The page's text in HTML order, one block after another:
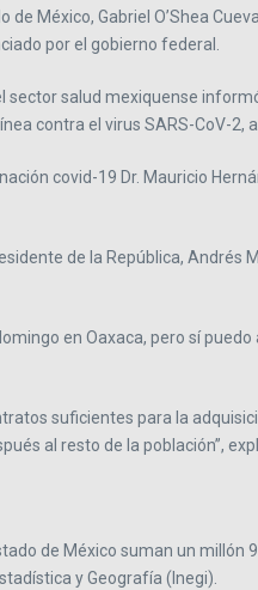
de México, Gabriel O’Shea
por el gobierno federal.
salud mexiquense
contra el virus SARS-CoV-
covid-19 Dr. Mauricio
de la República,
en Oaxaca, pero sí
suficientes para la
al resto de la población”,
de México suman un
y Geografía (Inegi).